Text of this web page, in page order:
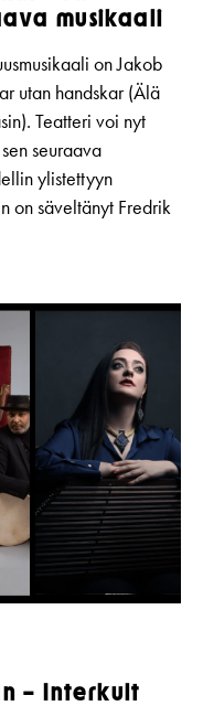
musikaali
on Jakob
utan handskar (Älä
Teatteri voi nyt
seuraava
ylistettyyn
on säveltänyt Fredrik
– Interkult